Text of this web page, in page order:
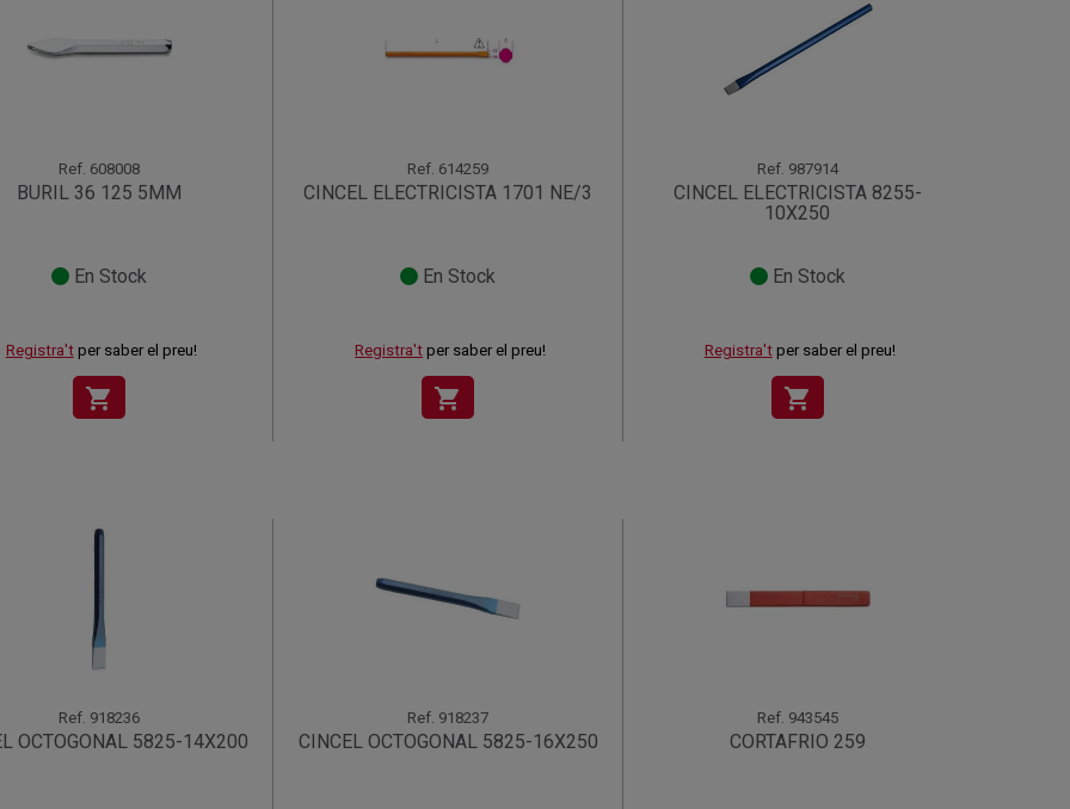
Ref. 608008
BURIL 36 125 5MM
En Stock
Registra'tper saber el preu!
shopping_cart
Ref. 614259
CINCEL ELECTRICISTA 1701 NE/3
En Stock
Registra't per saber el preu!
shopping_cart
Ref. 987914
CINCEL ELECTRICISTA 8255-
10X250
En Stock
Registra'tper saber el preu!
shopping_cart
Ref. 918236
OCTOGONAL 5825-14X200
Ref. 918237
CINCEL OCTOGONAL 5825-16X250
Ref. 943545
CORTAFRIO 259